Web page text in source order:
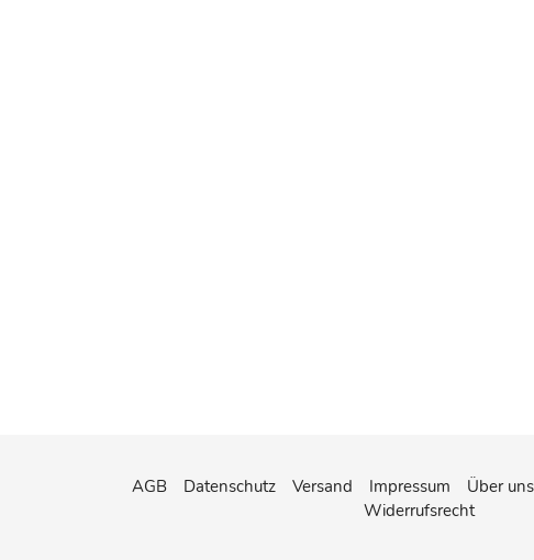
AGB Datenschutz Versand Impressum Über uns
Widerrufsrecht